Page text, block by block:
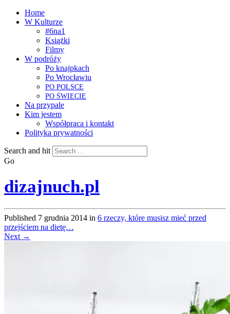
Home
W Kulturze
#6na1
Książki
Filmy
W podróży
Po knajpkach
Po Wrocławiu
PO POLSCE
PO ŚWIECIE
Na przypale
Kim jestem
Współpraca i kontakt
Polityka prywatności
Search and hit
Go
dizajnuch.pl
Published 7 grudnia 2014 in 6 rzeczy, które musisz mieć przed
przejściem na dietę…
Next →